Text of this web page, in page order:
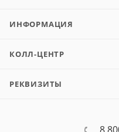
ИНФОРМАЦИЯ
КОЛЛ-ЦЕНТР
РЕКВИЗИТЫ